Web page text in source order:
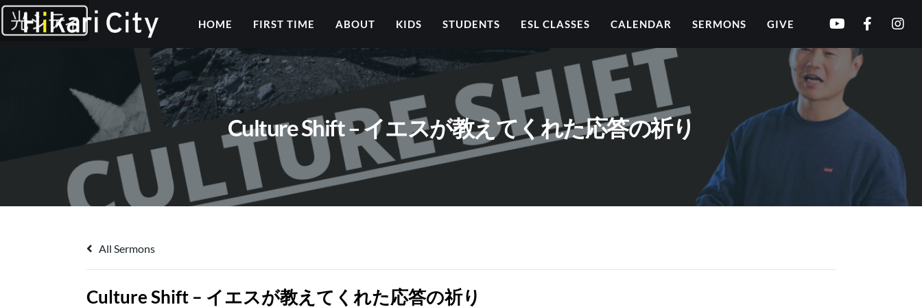
HOME FIRST TIME ABOUT KIDS STUDENTS ESL CLASSES CALENDAR SERMONS GIVE
Culture Shift – イエスが教えてくれた応答の祈り
All Sermons
Culture Shift – イエスが教えてくれた応答の祈り